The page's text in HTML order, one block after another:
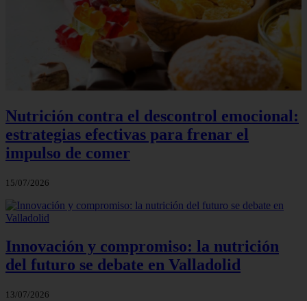
Nutrición contra el descontrol emocional:
estrategias efectivas para frenar el
impulso de comer
15/07/2026
Innovación y compromiso: la nutrición
del futuro se debate en Valladolid
13/07/2026